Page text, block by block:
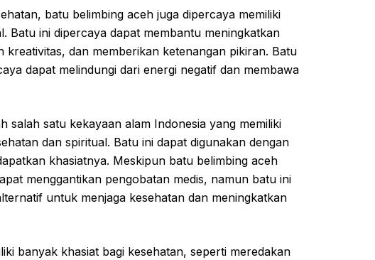
batu belimbing aceh juga dipercaya memiliki
Batu ini dipercaya dapat membantu meningkatkan
kreativitas, dan memberikan ketenangan pikiran. Batu
dapat melindungi dari energi negatif dan membawa
salah satu kekayaan alam Indonesia yang memiliki
dan spiritual. Batu ini dapat digunakan dengan
khasiatnya. Meskipun batu belimbing aceh
menggantikan pengobatan medis, namun batu ini
untuk menjaga kesehatan dan meningkatkan
banyak khasiat bagi kesehatan, seperti meredakan